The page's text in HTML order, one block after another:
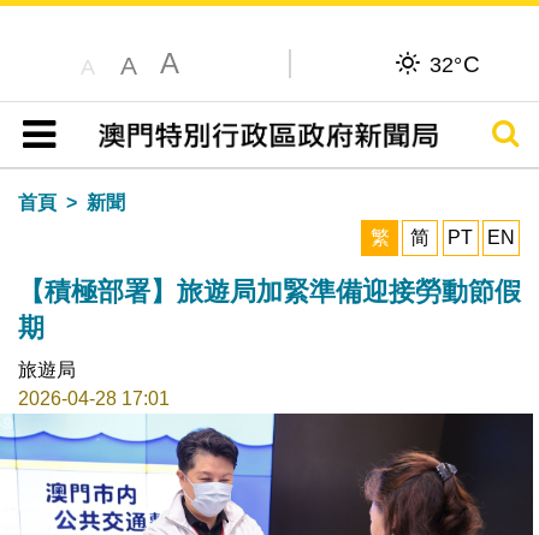
A A A 32°C
目錄
搜尋
首頁
新聞
繁
简 PT EN
【積極部署】旅遊局加緊準備迎接勞動節假
期
旅遊局
2026-04-28 17:01